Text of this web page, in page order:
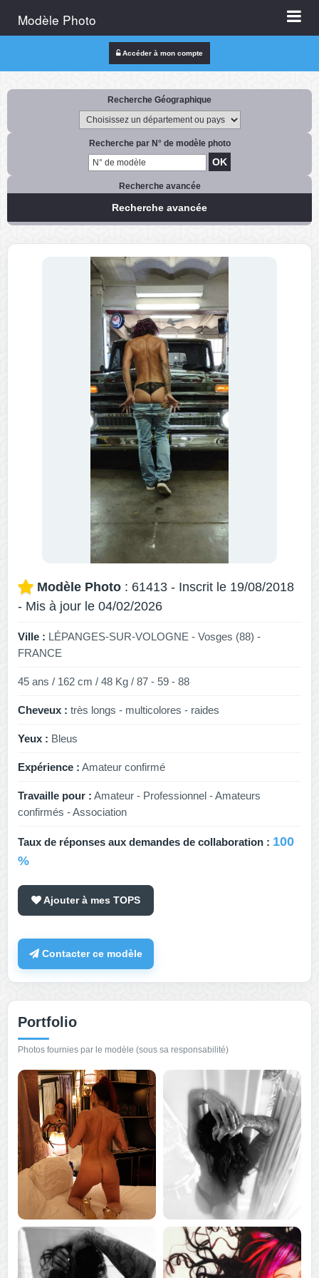
Modèle Photo
Accéder à mon compte
Recherche Géographique
Recherche par N° de modèle photo
Recherche avancée
Recherche avancée
Modèle Photo : 61413 - Inscrit le 19/08/2018
- Mis à jour le 04/02/2026
Ville : LÉPANGES-SUR-VOLOGNE - Vosges (88) -
FRANCE
45 ans / 162 cm / 48 Kg / 87 - 59 - 88
Cheveux : très longs - multicolores - raides
Yeux : Bleus
Expérience : Amateur confirmé
Travaille pour : Amateur - Professionnel - Amateurs
confirmés - Association
Taux de réponses aux demandes de collaboration : 100
%
Ajouter à mes TOPS
Contacter ce modèle
Portfolio
Photos fournies par le modèle (sous sa responsabilité)